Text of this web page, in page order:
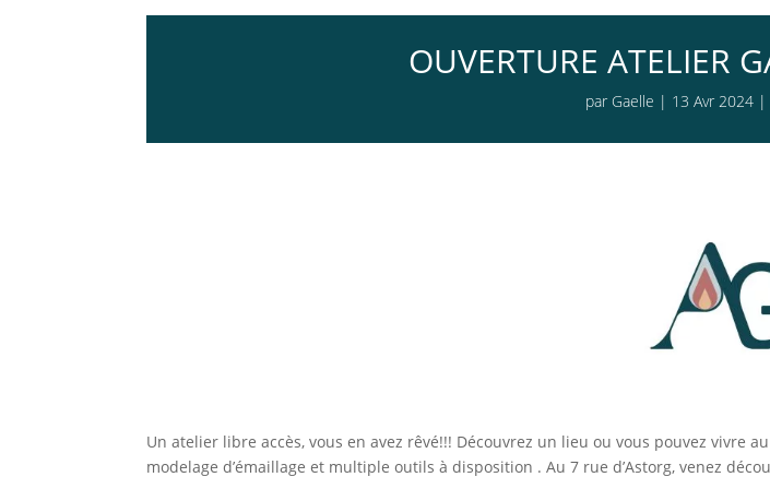
OUVERTURE ATELIER
par Gaelle | 13 Avr 2024 |
Un atelier libre accès, vous en avez rêvé!!! Découvrez un lieu ou vous pouvez vivre
modelage d’émaillage et multiple outils à disposition . Au 7 rue d’Astorg, venez